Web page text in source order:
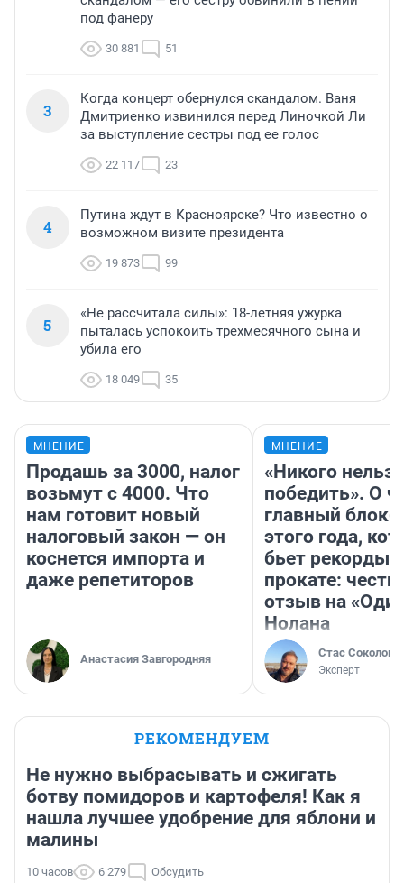
под фанеру
30 881 51
3
Когда концерт обернулся скандалом. Ваня
Дмитриенко извинился перед Линочкой Ли
за выступление сестры под ее голос
22 117 23
4
Путина ждут в Красноярске? Что известно о
возможном визите президента
19 873 99
5
«Не рассчитала силы»: 18-летняя ужурка
пыталась успокоить трехмесячного сына и
убила его
18 049 35
МНЕНИЕ
Продашь за 3000, налог
возьмут с 4000. Что
нам готовит новый
налоговый закон — он
коснется импорта и
даже репетиторов
Анастасия Завгородняя
МНЕНИЕ
«Никого нельзя
победить». О
главный
этого года,
бьет рекорды в
прокате:
отзыв на
Нолана
Стас Соколов
Эксперт
РЕКОМЕНДУЕМ
Не нужно выбрасывать и сжигать
ботву помидоров и картофеля! Как я
нашла лучшее удобрение для яблони и
малины
10 часов 6 279 Обсудить